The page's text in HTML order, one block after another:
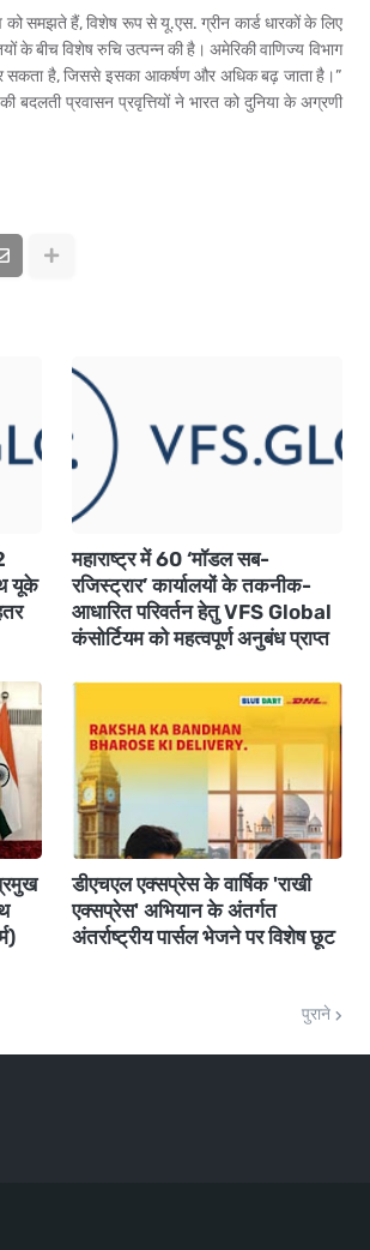
समझते हैं, विशेष रूप से यू.एस. ग्रीन कार्ड धारकों के लिए
के बीच विशेष रुचि उत्पन्न की है। अमेरिकी वाणिज्य विभाग
सकता है, जिससे इसका आकर्षण और अधिक बढ़ जाता है।”
बदलती प्रवासन प्रवृत्तियों ने भारत को दुनिया के अग्रणी
यूके
महाराष्ट्र में 60 ‘मॉडल सब-
रजिस्ट्रार’ कार्यालयों के तकनीक-
आधारित परिवर्तन हेतु VFS Global
कंसोर्टियम को महत्वपूर्ण अनुबंध प्राप्त
डीएचएल एक्सप्रेस के वार्षिक 'राखी
एक्सप्रेस' अभियान के अंतर्गत
अंतर्राष्ट्रीय पार्सल भेजने पर विशेष छूट
पुराने